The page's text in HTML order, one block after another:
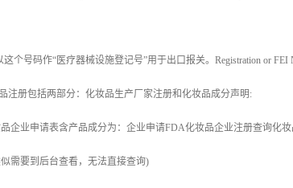
个号码作“医疗器械设施登记号”用于出口报关。Registration or FEI
注册包括两部分：化妆品生产厂家注册和化妆品成分声明:
企业申请表含产品成分为：企业申请FDA化妆品企业注册查询化
需要到后台查看，无法直接查询)